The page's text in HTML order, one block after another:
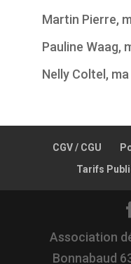
Martin Pierre,
Pauline Waag,
Nelly Coltel,
CGV / CGU
Tarifs
Association
Bonnabaud